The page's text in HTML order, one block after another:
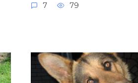
7 79